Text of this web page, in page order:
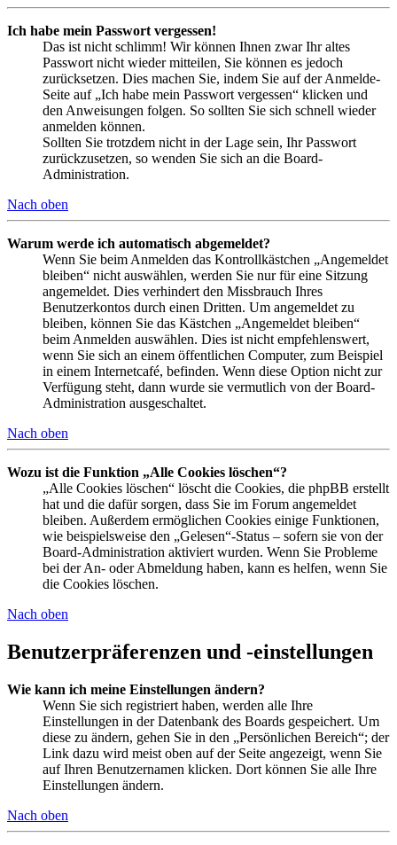
Ich habe mein Passwort vergessen!
Das ist nicht schlimm! Wir können Ihnen zwar Ihr altes
Passwort nicht wieder mitteilen, Sie können es jedoch
zurücksetzen. Dies machen Sie, indem Sie auf der Anmelde-
Seite auf „Ich habe mein Passwort vergessen“ klicken und
den Anweisungen folgen. So sollten Sie sich schnell wieder
anmelden können.
Sollten Sie trotzdem nicht in der Lage sein, Ihr Passwort
zurückzusetzen, so wenden Sie sich an die Board-
Administration.
Nach oben
Warum werde ich automatisch abgemeldet?
Wenn Sie beim Anmelden das Kontrollkästchen „Angemeldet
bleiben“ nicht auswählen, werden Sie nur für eine Sitzung
angemeldet. Dies verhindert den Missbrauch Ihres
Benutzerkontos durch einen Dritten. Um angemeldet zu
bleiben, können Sie das Kästchen „Angemeldet bleiben“
beim Anmelden auswählen. Dies ist nicht empfehlenswert,
wenn Sie sich an einem öffentlichen Computer, zum Beispiel
in einem Internetcafé, befinden. Wenn diese Option nicht zur
Verfügung steht, dann wurde sie vermutlich von der Board-
Administration ausgeschaltet.
Nach oben
Wozu ist die Funktion „Alle Cookies löschen“?
„Alle Cookies löschen“ löscht die Cookies, die phpBB erstellt
hat und die dafür sorgen, dass Sie im Forum angemeldet
bleiben. Außerdem ermöglichen Cookies einige Funktionen,
wie beispielsweise den „Gelesen“-Status – sofern sie von der
Board-Administration aktiviert wurden. Wenn Sie Probleme
bei der An- oder Abmeldung haben, kann es helfen, wenn Sie
die Cookies löschen.
Nach oben
Benutzerpräferenzen und -einstellungen
Wie kann ich meine Einstellungen ändern?
Wenn Sie sich registriert haben, werden alle Ihre
Einstellungen in der Datenbank des Boards gespeichert. Um
diese zu ändern, gehen Sie in den „Persönlichen Bereich“; der
Link dazu wird meist oben auf der Seite angezeigt, wenn Sie
auf Ihren Benutzernamen klicken. Dort können Sie alle Ihre
Einstellungen ändern.
Nach oben